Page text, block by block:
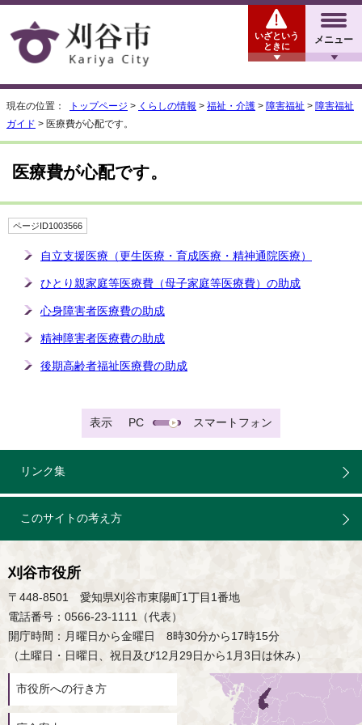
メニュー
いざという
ときに
現在の位置： トップページ > くらしの情報 > 福祉・介護 > 障害福祉 > 障害福祉
ガイド > 医療費が心配です。
医療費が心配です。
ページID1003566
自立支援医療（更生医療・育成医療・精神通院医療）
ひとり親家庭等医療費（母子家庭等医療費）の助成
心身障害者医療費の助成
精神障害者医療費の助成
後期高齢者福祉医療費の助成
表示 PC スマートフォン
リンク集
このサイトの考え方
刈谷市役所
〒448-8501 愛知県刈谷市東陽町1丁目1番地
電話番号：0566-23-1111（代表）
開庁時間：月曜日から金曜日 8時30分から17時15分
（土曜日・日曜日、祝日及び12月29日から1月3日は休み）
市役所への行き方